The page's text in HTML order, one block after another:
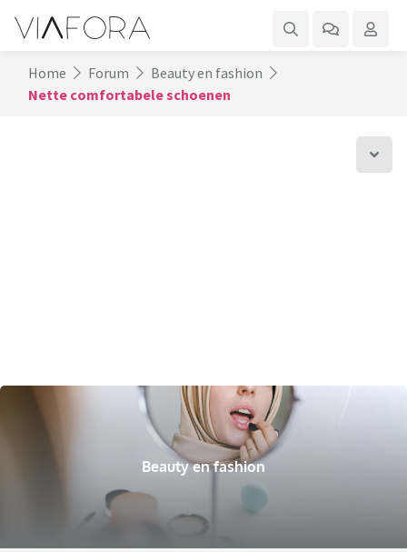
Home Forum
Beauty en fashion
Nette comfortabele schoenen
Beauty en fashion